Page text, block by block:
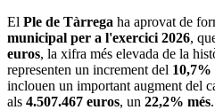
El Ple de Tàrrega ha aprovat de
municipal per a l'exercici 2026,
euros, la xifra més elevada de la
representen un increment del 10,7%
inclouen un important augment del
als 4.507.467 euros, un 22,2% més.